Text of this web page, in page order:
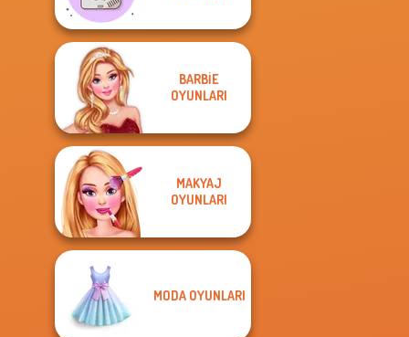
BARBIE
OYUNLARI
MAKYAJ
OYUNLARI
MODA OYUNLARI